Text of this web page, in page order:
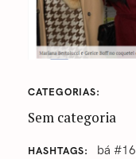
CATEGORIAS
Sem categoria
HASHTAGS bá #16